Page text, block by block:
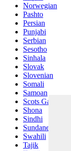
Norwegian
Pashto
Persian
Punjabi
Serbian
Sesotho
Sinhala
Slovak
Slovenian
Somali
Samoan
Scots Gaelic
Shona
Sindhi
Sundanese
Swahili
Tajik